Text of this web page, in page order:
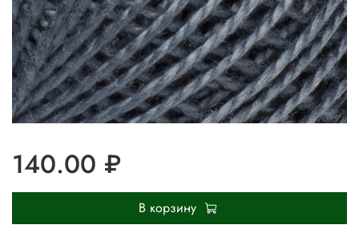
140.00 ₽
В корзину